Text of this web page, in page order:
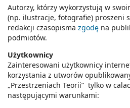
Autorzy, którzy wykorzystują w
(np. ilustracje, fotografie) proszeni
redakcji czasopisma zgodę na
podmiotów.
Użytkownicy
Zainteresowani użytkownicy
korzystania z utworów
„Przestrzeniach Teorii” tylko w
następującymi warunkami: